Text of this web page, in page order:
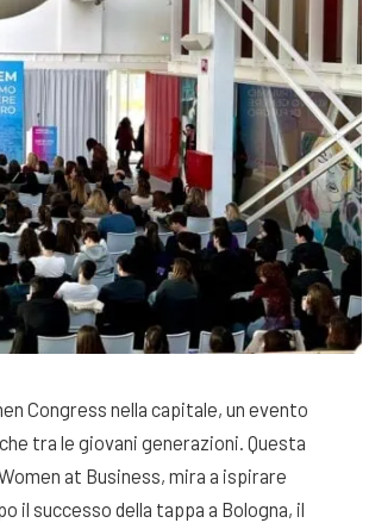
Congress nella capitale, un evento
tra le giovani generazioni. Questa
at Business, mira a ispirare
il successo della tappa a Bologna, il